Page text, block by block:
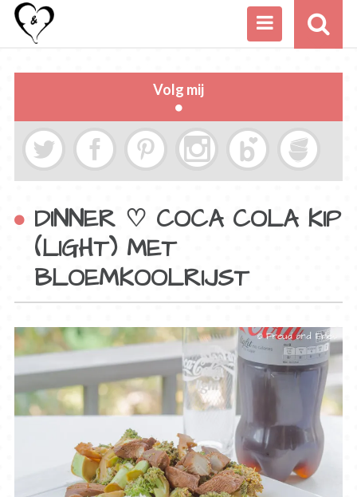
Volg mij
DINNER ♡ COCA COLA KIP
(LIGHT) MET
BLOEMKOOLRIJST